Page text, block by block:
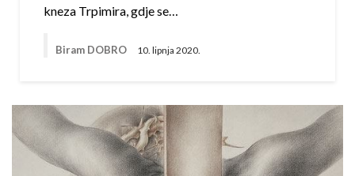
kneza Trpimira, gdje se…
Biram DOBRO 10. lipnja 2020.